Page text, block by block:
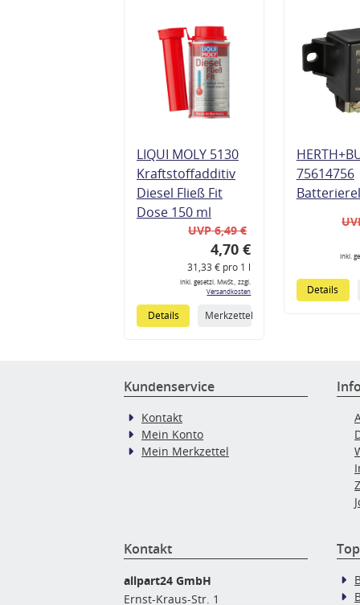
LIQUI MOLY 5130
Kraftstoffadditiv
Diesel Fließ Fit
Dose 150 ml
UVP 6,49 €
4,70 €
31,33 € pro 1 l
inkl. gesetzl. MwSt., zzgl.
Versandkosten
Details Merkzettel
75614756
inkl.
Details
Kundenservice
Kontakt
Mein Konto
Mein Merkzettel
Kontakt
allpart24 GmbH
Ernst-Kraus-Str. 1